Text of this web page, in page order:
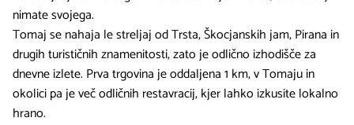
nimate svojega.
Tomaj se nahaja le streljaj od Trsta, Škocjanskih jam, Pirana in
drugih turističnih znamenitosti, zato je odlično izhodišče za
dnevne izlete. Prva trgovina je oddaljena 1 km, v Tomaju in
okolici pa je več odličnih restavracij, kjer lahko izkusite lokalno
hrano.